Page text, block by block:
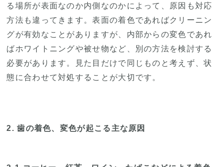
る場所が表面なのか内側なのかによって、原因も対応
方法も違ってきます。表面の着色であればクリーニン
グが有効なことがありますが、内部からの変色であれ
ばホワイトニングや被せ物など、別の方法を検討する
必要があります。見た目だけで同じものと考えず、状
態に合わせて対処することが大切です。
2. 歯の着色、変色が起こる主な原因